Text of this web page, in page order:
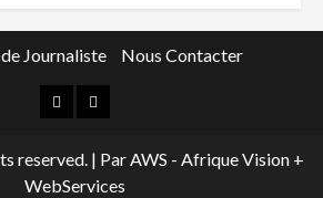
Journaliste Nous Contacter
reserved. | Par AWS - Afrique Vision +
WebServices